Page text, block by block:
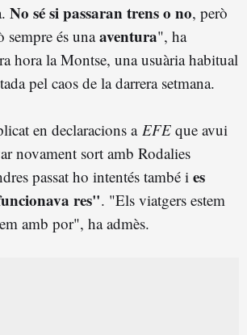
No sé si passaran trens o no, però
és unaaventura", ha
hora la Montse, una usuària habitual
pel caos de la darrera setmana.
en declaracions a EFE que avui
novament sort amb Rodalies
passat ho intentés també i es
res". "Els viatgers estem
amb por", ha admès.